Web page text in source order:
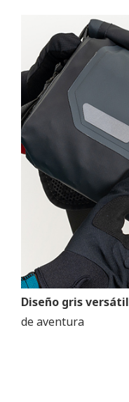
Diseño gris versátil
de aventura